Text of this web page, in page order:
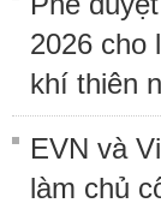
2026 cho
khí thiên
EVN và
làm chủ